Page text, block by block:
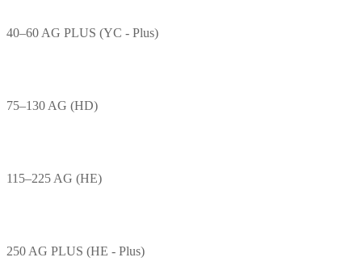
40–60 AG PLUS (YC - Plus)
75–130 AG (HD)
115–225 AG (HE)
250 AG PLUS (HE - Plus)